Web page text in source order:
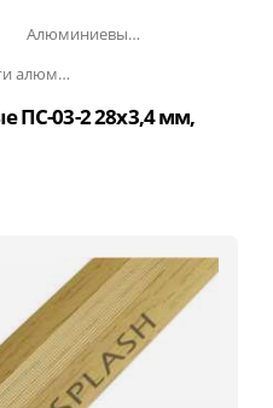
Алюминиевые пороги
Пороги алюминиевые ПС-03-2 28x3,4 мм (открытый крепеж)
ПС-03-2 28x3,4 мм,